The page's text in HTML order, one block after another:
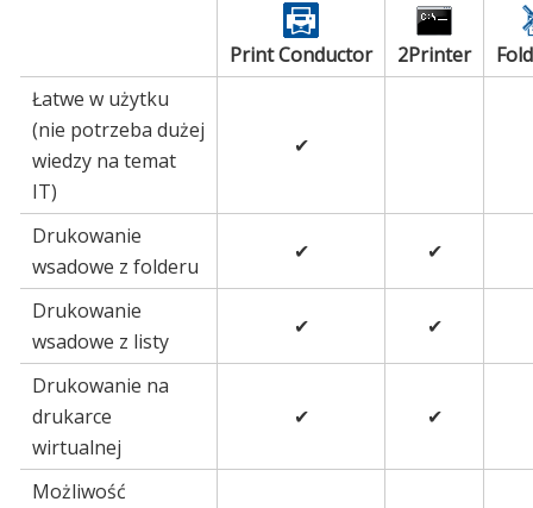
Print Conductor 2Printer
Łatwe w użytku
(nie potrzeba dużej
wiedzy na temat
IT)
✔
Drukowanie
wsadowe z folderu
✔ ✔
Drukowanie
wsadowe z listy
✔ ✔
Drukowanie na
drukarce
wirtualnej
✔ ✔
Możliwość